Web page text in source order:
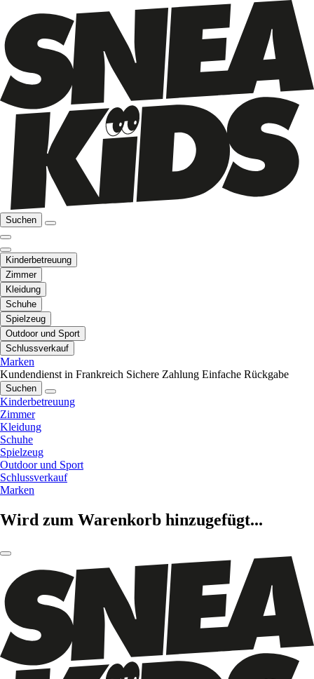
Suchen
Kinderbetreuung
Zimmer
Kleidung
Schuhe
Spielzeug
Outdoor und Sport
Schlussverkauf
Marken
Kundendienst in Frankreich Sichere Zahlung Einfache Rückgabe
Suchen
Kinderbetreuung
Zimmer
Kleidung
Schuhe
Spielzeug
Outdoor und Sport
Schlussverkauf
Marken
Wird zum Warenkorb hinzugefügt...